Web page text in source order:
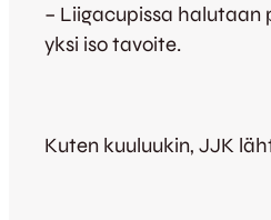
– Liigacupissa halutaan
yksi iso tavoite.
Kuten kuuluukin, JJK